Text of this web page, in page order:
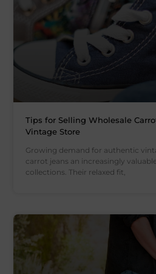
Tips for Selling Wholesale
Vintage Store
Growing demand for authentic
carrot jeans an increasingly
collections. Their relaxed fit,